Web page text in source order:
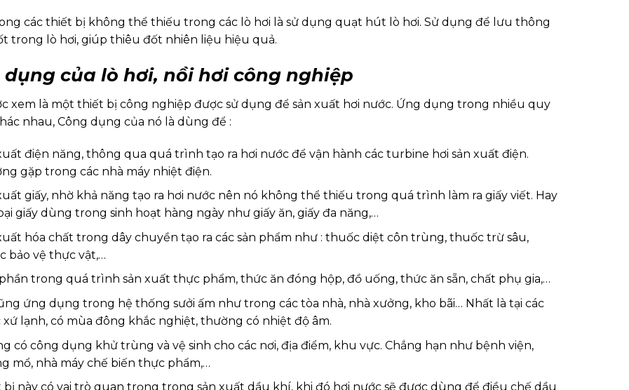
các thiết bị không thể thiếu trong các lò hơi là sử dụng quạt hút lò hơi. Sử dụng để lưu thông
trong lò hơi, giúp thiêu đốt nhiên liệu hiệu quả.
dụng của lò hơi, nồi hơi công nghiệp
xem là một thiết bị công nghiệp được sử dụng để sản xuất hơi nước. Ứng dụng trong nhiều quy
nhau, Công dụng của nó là dùng để :
điện năng, thông qua quá trình tạo ra hơi nước để vận hành các turbine hơi sản xuất điện.
gặp trong các nhà máy nhiệt điện.
giấy, nhờ khả năng tạo ra hơi nước nên nó không thể thiếu trong quá trình làm ra giấy viết. Hay
giấy dùng trong sinh hoạt hàng ngày như giấy ăn, giấy đa năng,…
hóa chất trong dây chuyền tạo ra các sản phẩm như : thuốc diệt côn trùng, thuốc trừ sâu,
bảo vệ thực vật,…
trong quá trình sản xuất thực phẩm, thức ăn đóng hộp, đồ uống, thức ăn sẵn, chất phụ gia,…
ứng dụng trong hệ thống sưởi ấm như trong các tòa nhà, nhà xưởng, kho bãi… Nhất là tại các
xứ lạnh, có mùa đông khắc nghiệt, thường có nhiệt độ âm.
có công dụng khử trùng và vệ sinh cho các nơi, địa điểm, khu vực. Chẳng hạn như bệnh viện,
mổ, nhà máy chế biến thực phẩm,…
bị này có vai trò quan trọng trong sản xuất dầu khí, khi đó hơi nước sẽ được dùng để điều chế dầu